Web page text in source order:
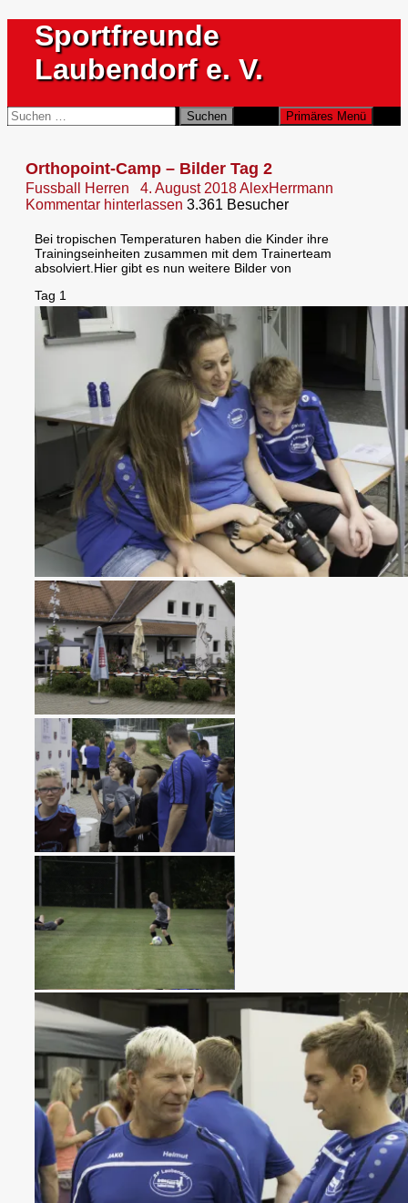
Inhalt
springen
Sportfreunde
Laubendorf e. V.
Suchen Primäres Menü
Suchen
nach:
Orthopoint-Camp – Bilder Tag 2
Fussball Herren 4. August 2018AlexHerrmann
Kommentar hinterlassen 3.361 Besucher
Bei tropischen Temperaturen haben die Kinder ihre
Trainingseinheiten zusammen mit dem Trainerteam
absolviert. Hier gibt es nun weitere Bilder von
Tag 1